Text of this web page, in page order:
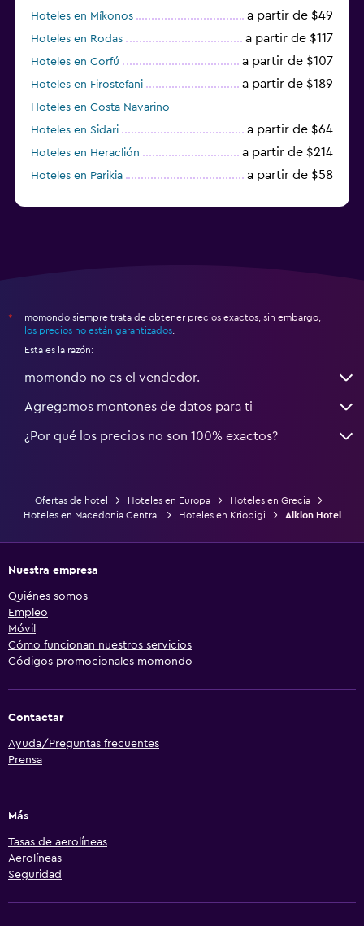
Hoteles en Míkonos a partir de $49
Hoteles en Rodas a partir de $117
Hoteles en Corfú a partir de $107
Hoteles en Firostefani a partir de $189
Hoteles en Costa Navarino
Hoteles en Sidari
a partir de $64
Hoteles en Heraclión a partir de $214
Hoteles en Parikia a partir de $58
*
momondo siempre trata de obtener precios exactos, sin embargo,
los precios no están garantizados
Esta es la razón:
momondo no es el vendedor.
Agregamos montones de datos para ti
¿Por qué los precios no son 100% exactos?
Ofertas de hotel Hoteles en Europa
Hoteles en Grecia
Hoteles en Macedonia Central
Hoteles en Kriopigi Alkion Hotel
Nuestra empresa
Quiénes somos
Empleo
Móvil
Cómo funcionan nuestros servicios
Códigos promocionales momondo
Contactar
Ayuda/Preguntas frecuentes
Prensa
Más
Tasas de aerolíneas
Aerolíneas
Seguridad